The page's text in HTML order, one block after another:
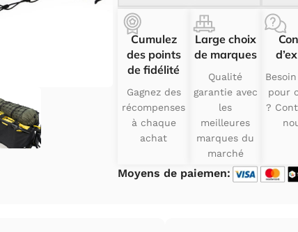
Cumulez
des points
de fidélité
Gagnez des
récompenses
à chaque
achat
Large choix
de marques
Qualité
garantie avec
les
meilleures
marques du
marché
pour
?
Moyens de paiemen: